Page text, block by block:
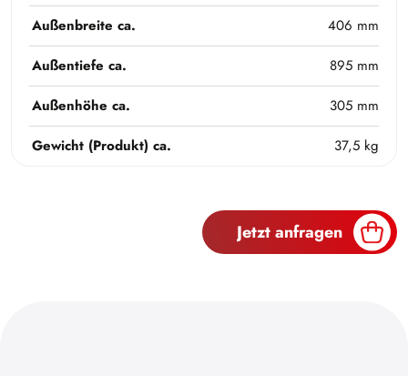
Außenbreite ca.
406 mm
Außentiefe ca.
895 mm
Außenhöhe ca.
305 mm
Gewicht (Produkt) ca.
37,5 kg
Jetzt anfragen